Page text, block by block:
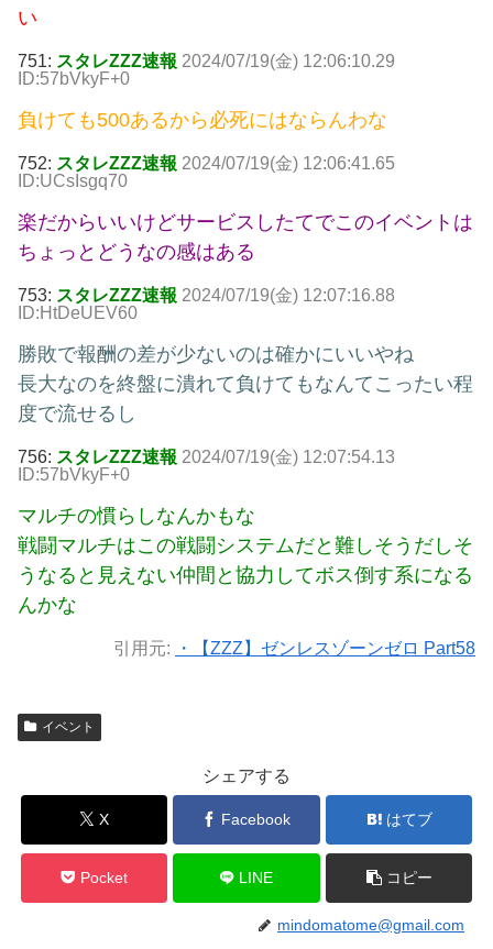
い
751: スタレZZZ速報 2024/07/19(金) 12:06:10.29
ID:57bVkyF+0
負けても500あるから必死にはならんわな
752: スタレZZZ速報 2024/07/19(金) 12:06:41.65
ID:UCsIsgq70
楽だからいいけどサービスしたてでこのイベントは
ちょっとどうなの感はある
753: スタレZZZ速報 2024/07/19(金) 12:07:16.88
ID:HtDeUEV60
勝敗で報酬の差が少ないのは確かにいいやね
長大なのを終盤に潰れて負けてもなんてこったい程
度で流せるし
756: スタレZZZ速報 2024/07/19(金) 12:07:54.13
ID:57bVkyF+0
マルチの慣らしなんかもな
戦闘マルチはこの戦闘システムだと難しそうだしそ
うなると見えない仲間と協力してボス倒す系になる
んかな
引用元: ・【ZZZ】ゼンレスゾーンゼロ Part58
イベント
シェアする
X Facebook はてブ
Pocket LINE コピー
mindomatome@gmail.com